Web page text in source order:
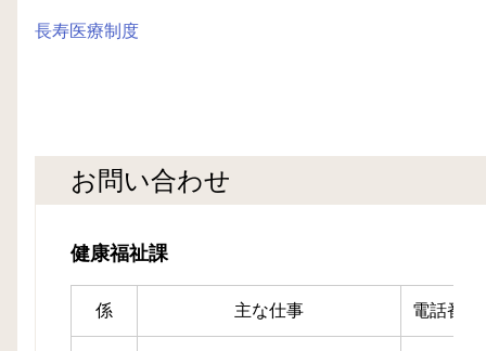
長寿医療制度
お問い合わせ
健康福祉課
係 主な仕事 電話番号